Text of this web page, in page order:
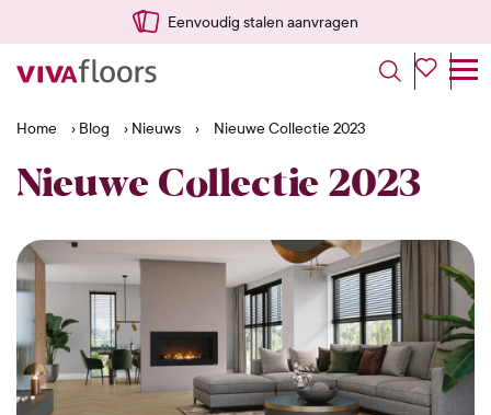
Snel vanuit NL geleverd
Home › Blog › Nieuws › Nieuwe Collectie 2023
Nieuwe Collectie 2023